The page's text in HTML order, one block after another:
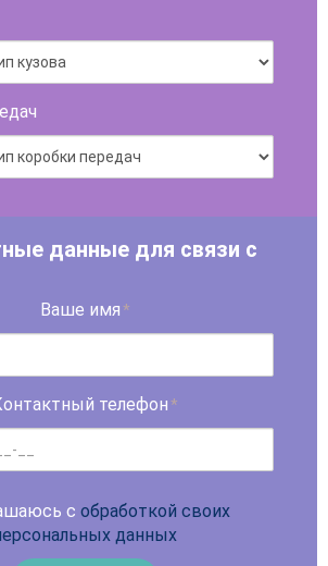
данные для связи с
Ваше имя *
телефон *
с обработкой своих
данных